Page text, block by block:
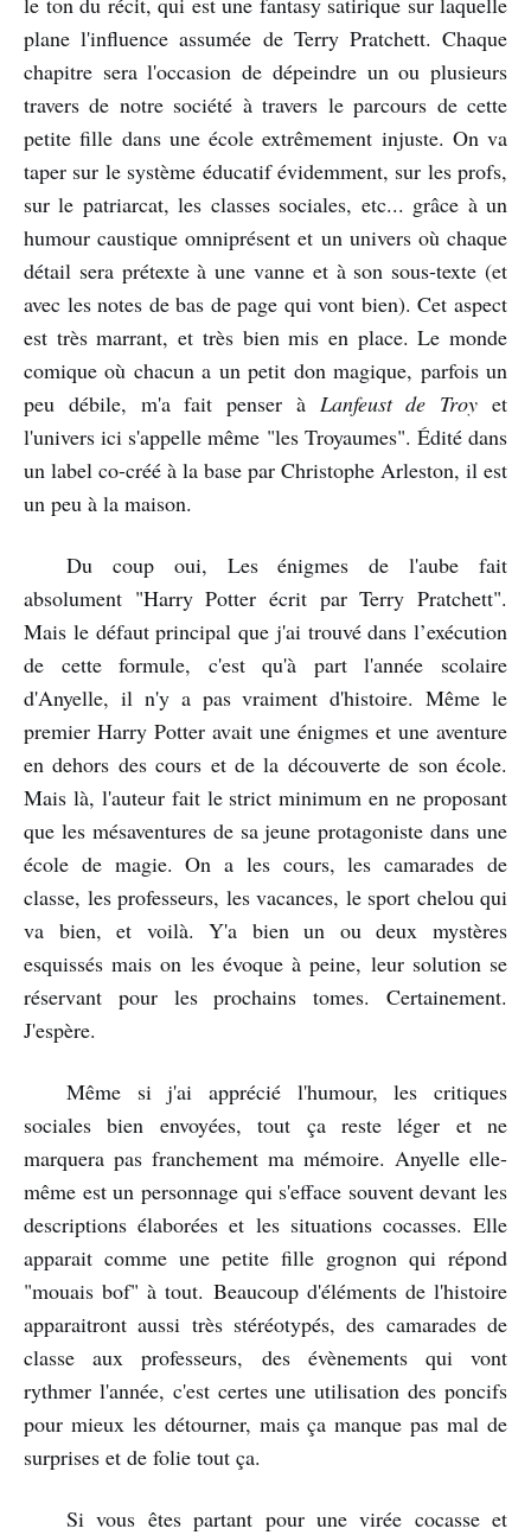
plane l'influence assumée de Terry Pratchett. Chaque
chapitre sera l'occasion de dépeindre un ou plusieurs
travers de notre société à travers le parcours de cette
petite fille dans une école extrêmement injuste. On va
taper sur le système éducatif évidemment, sur les profs,
sur le patriarcat, les classes sociales, etc... grâce à un
humour caustique omniprésent et un univers où chaque
détail sera prétexte à une vanne et à son sous-texte (et
avec les notes de bas de page qui vont bien). Cet aspect
est très marrant, et très bien mis en place. Le monde
comique où chacun a un petit don magique, parfois un
peu débile, m'a fait penser à Lanfeust de Troy et
l'univers ici s'appelle même "les Troyaumes". Édité dans
un label co-créé à la base par Christophe Arleston, il est
un peu à la maison.
Du coup oui, Les énigmes de l'aube fait
absolument "Harry Potter écrit par Terry Pratchett".
Mais le défaut principal que j'ai trouvé dans l’exécution
de cette formule, c'est qu'à part l'année scolaire
d'Anyelle, il n'y a pas vraiment d'histoire. Même le
premier Harry Potter avait une énigmes et une aventure
en dehors des cours et de la découverte de son école.
Mais là, l'auteur fait le strict minimum en ne proposant
que les mésaventures de sa jeune protagoniste dans une
école de magie. On a les cours, les camarades de
classe, les professeurs, les vacances, le sport chelou qui
va bien, et voilà. Y'a bien un ou deux mystères
esquissés mais on les évoque à peine, leur solution se
réservant pour les prochains tomes. Certainement.
J'espère.
Même si j'ai apprécié l'humour, les critiques
sociales bien envoyées, tout ça reste léger et ne
marquera pas franchement ma mémoire. Anyelle elle-
même est un personnage qui s'efface souvent devant les
descriptions élaborées et les situations cocasses. Elle
apparait comme une petite fille grognon qui répond
"mouais bof" à tout. Beaucoup d'éléments de l'histoire
apparaitront aussi très stéréotypés, des camarades de
classe aux professeurs, des évènements qui vont
rythmer l'année, c'est certes une utilisation des poncifs
pour mieux les détourner, mais ça manque pas mal de
surprises et de folie tout ça.
Si vous êtes partant pour une virée cocasse et